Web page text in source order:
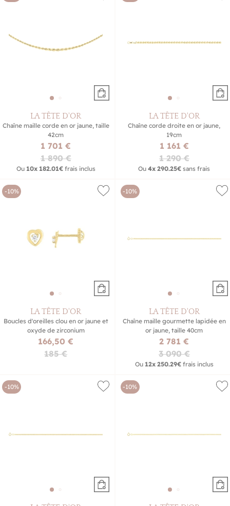
LA TÊTE D'OR
Chaîne maille corde en or jaune, taille
42cm
1 701 €
1 890 €
Ou 10x 182.01€frais inclus
LA TÊTE D'OR
Chaîne corde droite en or jaune,
19cm
1 161 €
1 290 €
Ou4x 290.25€ sans frais
-10%
LA TÊTE D'OR
Boucles d'oreilles clou en or jaune et
oxyde de zirconium
166,50 €
185 €
-10%
LA TÊTE D'OR
Chaîne maille gourmette lapidée en
or jaune, taille 40cm
2 781 €
3 090 €
Ou 12x 250.29€frais inclus
-10% -10%